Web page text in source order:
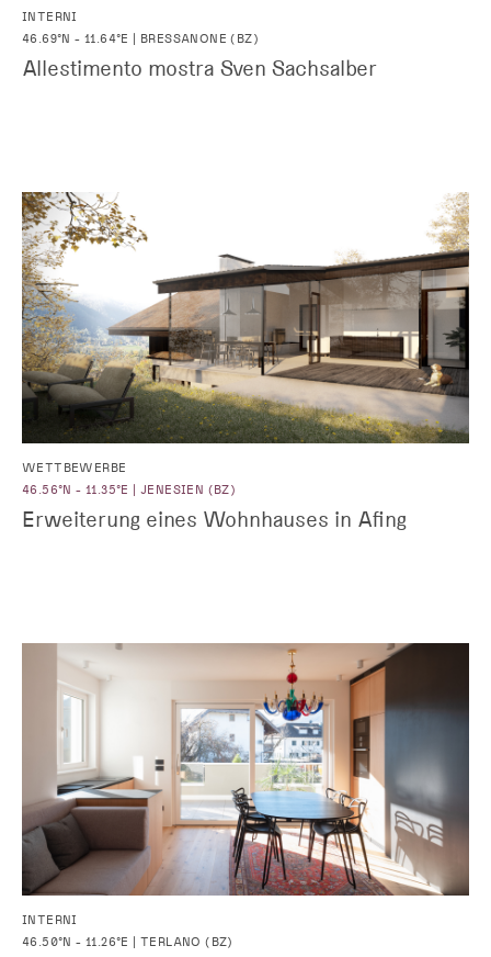
INTERNI
46.69°N - 11.64°E | BRESSANONE (BZ)
Allestimento mostra Sven Sachsalber
WETTBEWERBE
46.56°N - 11.35°E | JENESIEN (BZ)
Erweiterung eines Wohnhauses in Afing
INTERNI
46.50°N - 11.26°E | TERLANO (BZ)